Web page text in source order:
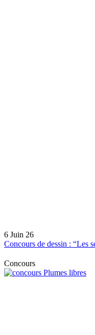
6 Juin 26
Concours de dessin : “Les
Concours